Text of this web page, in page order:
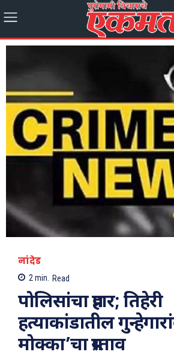
नांदेड
2min. Read
पोलिसांचा प्रहार; तिहेरी
हत्याकांडातील
मोक्का’चा प्रस्ताव